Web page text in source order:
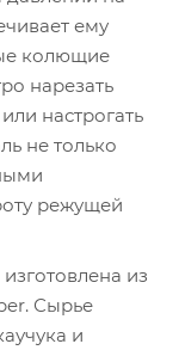
ему
колющие
нарезать
настрогать
не только
режущей
из
Сырье
и